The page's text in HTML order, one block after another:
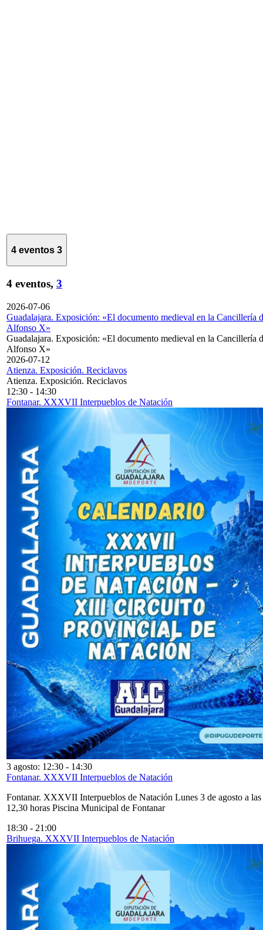
4 eventos 3
4 eventos, 3
2026-07-06
Guadalajara. Exposición: «El documento medieval en la Cancillería
Alfonso X»
Guadalajara. Exposición: «El documento medieval en la Cancillería
Alfonso X»
2026-07-12
Atienza. Exposición. Reciclavos
Atienza. Exposición. Reciclavos
12:30 - 14:30
Fontanar. XXXVII Interpueblos de Natación
3 agosto: 12:30 - 14:30
Fontanar. XXXVII Interpueblos de Natación
Fontanar. XXXVII Interpueblos de Natación Lunes 3 de agosto a las
12,30 horas Piscina Municipal de Fontanar
18:30 - 21:00
Brihuega. XXXVII Interpueblos de Natación